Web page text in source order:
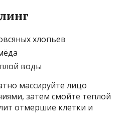
хлопьев
воды
массируйте лицо
затем смойте теплой
отмершие клетки и